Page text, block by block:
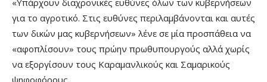
για το αγροτικό. Στις ευθύνες περιλαμβάνονται και αυτές
των δικών μας κυβερνήσεων» λένε σε μία προσπάθεια να
«αφοπλίσουν» τους πρώην πρωθυπουργούς αλλά χωρίς
να εξοργίσουν τους Καραμανλικούς και Σαμαρικούς
ψηφοφόρους.